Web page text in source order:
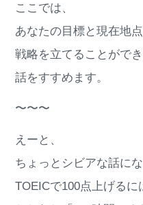
ここでは、
あなたの目標と現在地
戦略を立てることができ
話をすすめます。
〜〜〜
えーと、
ちょっとシビアな話にな
TOEICで100点上げるに